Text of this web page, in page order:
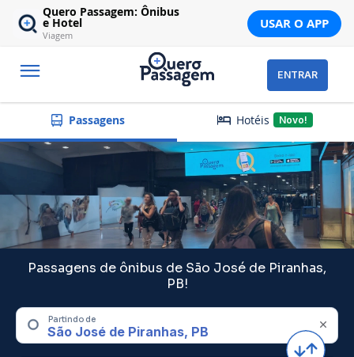
Quero Passagem: Ônibus
e Hotel
Viagem
USAR O APP
ENTRAR
Passagens Hotéis Novo!
Passagens de ônibus de São José de Piranhas,
PB!
Partindo de